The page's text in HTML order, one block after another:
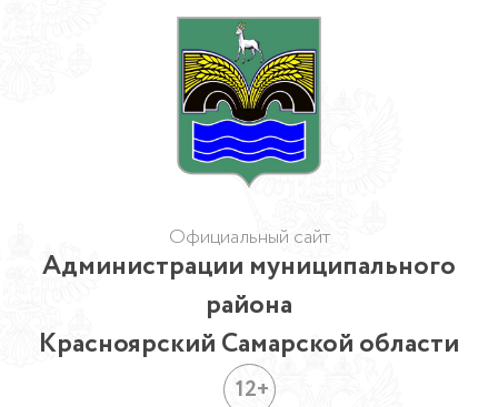
Официальный сайт
Администрации муниципального
района
Красноярский Самарской области
12+